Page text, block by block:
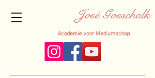
José Gosschalk
Academie voor Mediumschap